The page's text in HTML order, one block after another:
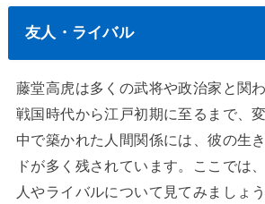
友人・ライバル
藤堂高虎は多くの武将や政治家と関
戦国時代から江戸初期に至るまで、
中で築かれた人間関係には、彼の生
ドが多く残されています。ここでは
人やライバルについて見てみましょう